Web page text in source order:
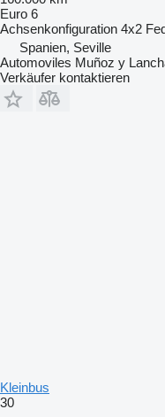
Euro 6
Achsenkonfiguration 4x2
Spanien, Seville
Automoviles Muñoz y
Verkäufer kontaktieren
Kleinbus
30